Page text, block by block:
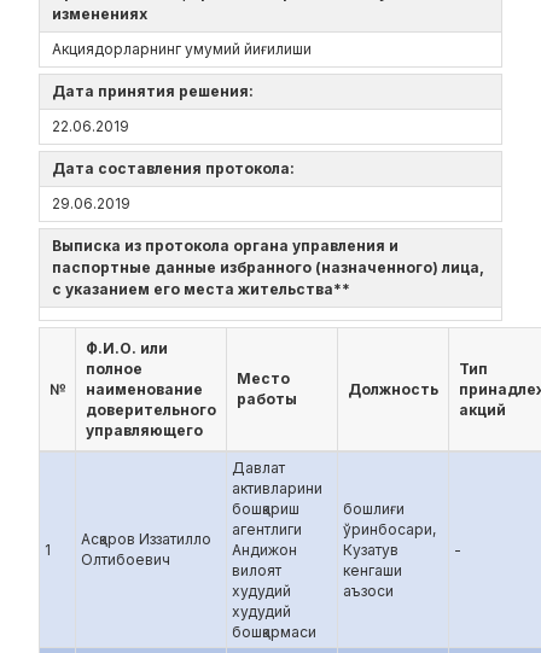
изменениях
Акциядорларнинг умумий йиғилиши
Дата принятия решения:
22.06.2019
Дата составления протокола:
29.06.2019
Выписка из протокола органа управления и
паспортные данные избранного (назначенного) лица,
с указанием его места жительства**
№
Ф.И.О. или
полное
наименование
доверительного
управляющего
Место
работы
Должность
Тип
акций
1
Асқаров Иззатилло
Олтибоевич
Давлат
активларини
бошқариш
агентлиги
Андижон
вилоят
худудий
худудий
бошқармаси
бошлиғи
ўринбосари,
Кузатув
кенгаши
аъзоси
-